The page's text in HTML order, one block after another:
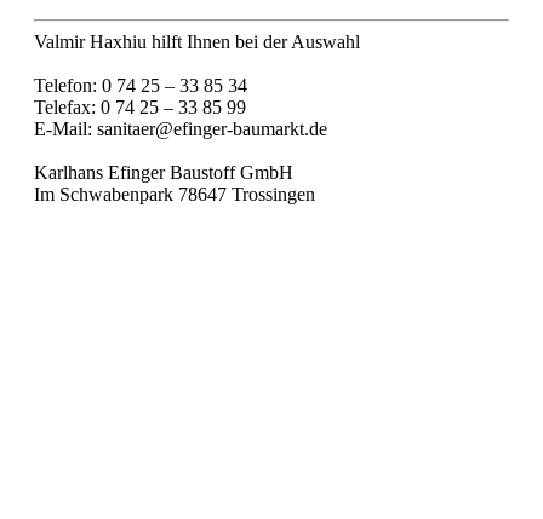
Valmir Haxhiu hilft Ihnen bei der Auswahl
Telefon: 0 74 25 – 33 85 34
Telefax: 0 74 25 – 33 85 99
E-Mail: sanitaer@efinger-baumarkt.de
Karlhans Efinger Baustoff GmbH
Im Schwabenpark 78647 Trossingen